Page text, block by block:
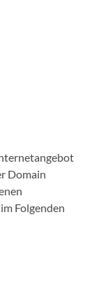
Domain
Folgenden